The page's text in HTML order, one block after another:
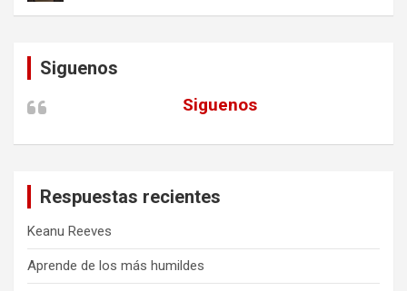
Siguenos
Siguenos
Respuestas recientes
Keanu Reeves
Aprende de los más humildes